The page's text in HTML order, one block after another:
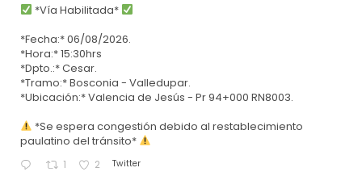
*Vía Habilitada*
*Fecha:* 06/08/2026.
*Hora:* 15:30hrs
*Dpto.:* Cesar.
*Tramo:* Bosconia - Valledupar.
*Ubicación:* Valencia de Jesús - Pr 94+000 RN8003.
*Se espera congestión debido al restablecimiento
paulatino del tránsito*
1 2 Twitter